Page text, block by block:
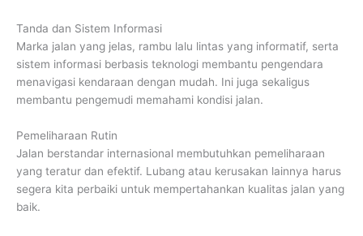
Tanda dan Sistem Informasi
Marka jalan yang jelas, rambu lalu lintas yang informatif, serta
sistem informasi berbasis teknologi membantu pengendara
menavigasi kendaraan dengan mudah. Ini juga sekaligus
membantu pengemudi memahami kondisi jalan.
Pemeliharaan Rutin
Jalan berstandar internasional membutuhkan pemeliharaan
yang teratur dan efektif. Lubang atau kerusakan lainnya harus
segera kita perbaiki untuk mempertahankan kualitas jalan yang
baik.